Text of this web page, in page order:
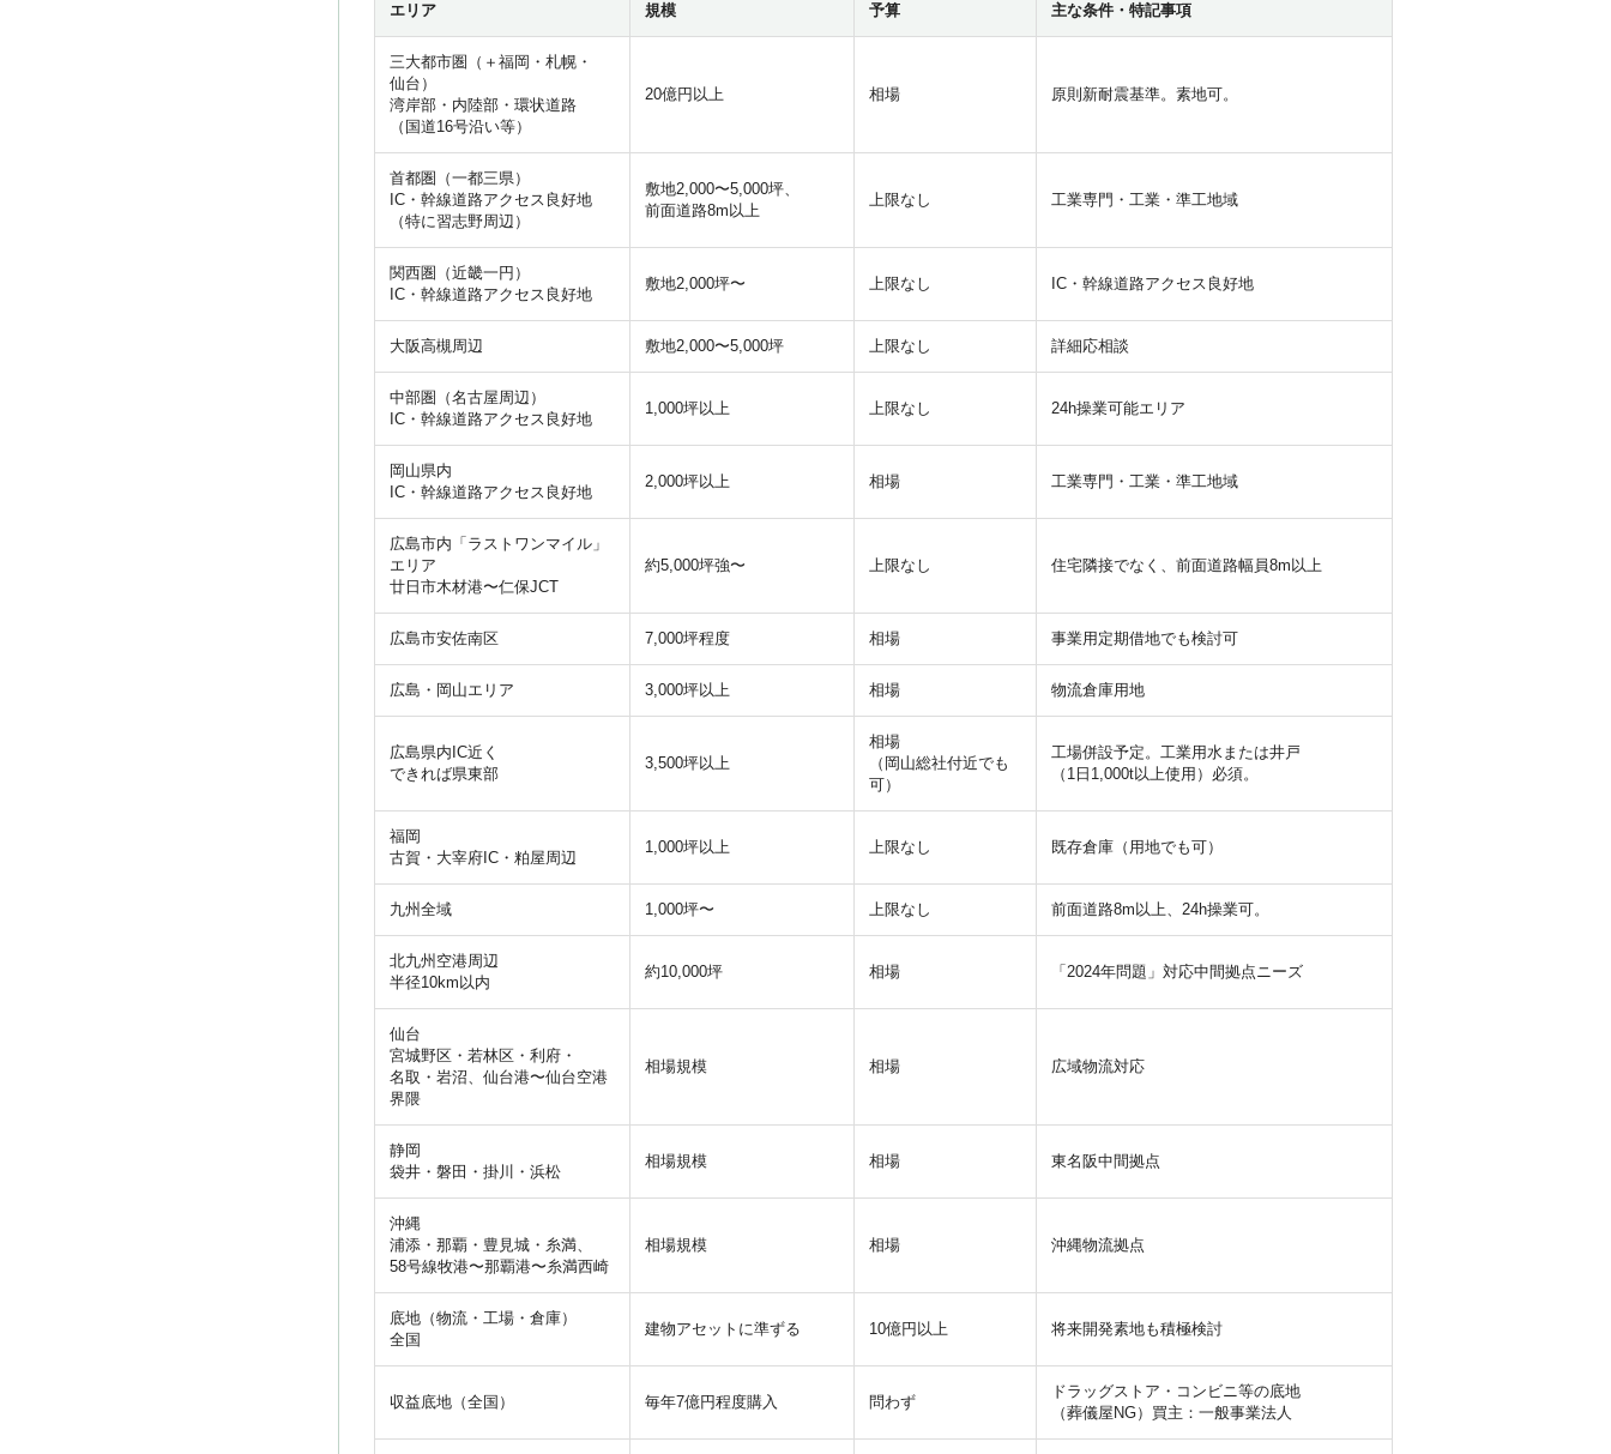
エリア 規模 予算 主な条件・特記事項
三大都市圏（＋福岡・札幌・
仙台）
湾岸部・内陸部・環状道路
（国道16号沿い等）
20億円以上 相場 原則新耐震基準。素地可。
首都圏（一都三県）
IC・幹線道路アクセス良好地
（特に習志野周辺）
敷地2,000〜5,000坪、
前面道路8m以上
上限なし 工業専門・工業・準工地域
関西圏（近畿一円）
IC・幹線道路アクセス良好地
敷地2,000坪〜 上限なし IC・幹線道路アクセス良好地
大阪高槻周辺 敷地2,000〜5,000坪 上限なし 詳細応相談
中部圏（名古屋周辺）
IC・幹線道路アクセス良好地
1,000坪以上 上限なし 24h操業可能エリア
岡山県内
IC・幹線道路アクセス良好地
2,000坪以上 相場 工業専門・工業・準工地域
広島市内「ラストワンマイル」
エリア
廿日市木材港〜仁保JCT
約5,000坪強〜 上限なし 住宅隣接でなく、前面道路幅員8m以上
広島市安佐南区 7,000坪程度 相場 事業用定期借地でも検討可
広島・岡山エリア 3,000坪以上 相場 物流倉庫用地
広島県内IC近く
できれば県東部
3,500坪以上
相場
（岡山総社付近でも
可）
工場併設予定。工業用水または井戸
（1日1,000t以上使用）必須。
福岡
古賀・大宰府IC・粕屋周辺
1,000坪以上 上限なし 既存倉庫（用地でも可）
九州全域 1,000坪〜 上限なし 前面道路8m以上、24h操業可。
北九州空港周辺
半径10km以内
約10,000坪 相場 「2024年問題」対応中間拠点ニーズ
仙台
宮城野区・若林区・利府・
名取・岩沼、仙台港〜仙台空港
界隈
相場規模 相場 広域物流対応
静岡
袋井・磐田・掛川・浜松
相場規模 相場 東名阪中間拠点
沖縄
浦添・那覇・豊見城・糸満、
58号線牧港〜那覇港〜糸満西崎
相場規模 相場 沖縄物流拠点
底地（物流・工場・倉庫）
全国
建物アセットに準ずる 10億円以上 将来開発素地も積極検討
収益底地（全国） 毎年7億円程度購入 問わず
ドラッグストア・コンビニ等の底地
（葬儀屋NG）買主：一般事業法人